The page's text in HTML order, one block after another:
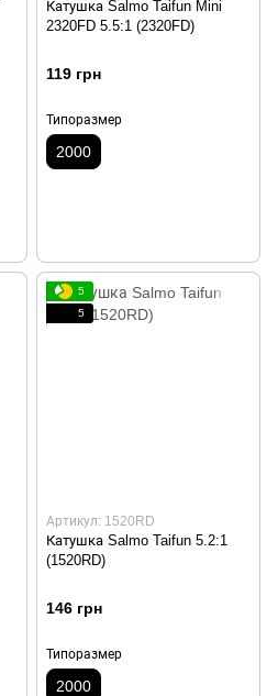
Катушка Salmo Taifun Mini
2320FD 5.5:1 (2320FD)
119 грн
Типоразмер
2000
5
5
Артикул: 1520RD
Катушка Salmo Taifun 5.2:1
(1520RD)
146 грн
Типоразмер
2000